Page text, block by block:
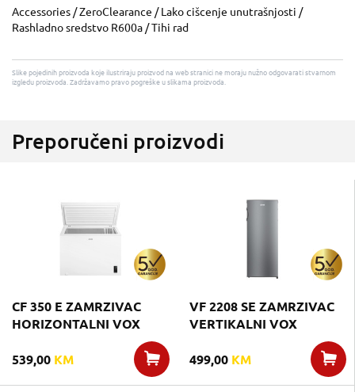
Accessories / ZeroClearance / Lako cišcenje unutrašnjosti /
Rashladno sredstvo R600a / Tihi rad
Slike pojedinih proizvoda koje ilustriraju proizvod na web stranici ne moraju nužno odgovarati stvarnom
izgledu proizvoda. Zadržavamo pravo pogreške u slikama proizvoda.
Preporučeni proizvodi
CF 350 E ZAMRZIVAC
HORIZONTALNI VOX
539,00 KM
VF 2208 SE ZAMRZIVAC
VERTIKALNI VOX
499,00 KM